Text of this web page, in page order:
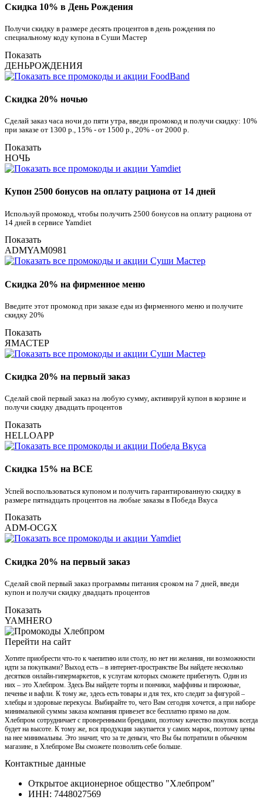
Скидка 10% в День Рождения
Получи скидку в размере десять процентов в день рождения по
специальному коду купона в Суши Мастер
Показать
ДЕНЬРОЖДЕНИЯ
Скидка 20% ночью
Сделай заказ часа ночи до пяти утра, введи промокод и получи скидку: 10%
при заказе от 1300 р., 15% - от 1500 р., 20% - от 2000 р.
Показать
НОЧЬ
Купон 2500 бонусов на оплату рациона от 14 дней
Используй промокод, чтобы получить 2500 бонусов на оплату рациона от
14 дней в сервисе Yamdiet
Показать
ADMYAM0981
Скидка 20% на фирменное меню
Введите этот промокод при заказе еды из фирменного меню и получите
скидку 20%
Показать
ЯМАСТЕР
Скидка 20% на первый заказ
Сделай свой первый заказ на любую сумму, активируй купон в корзине и
получи скидку двадцать процентов
Показать
HELLOAPP
Скидка 15% на ВСЕ
Успей воспользоваться купоном и получить гарантированную скидку в
размере пятнадцать процентов на любые заказы в Победа Вкуса
Показать
ADM-OCGX
Скидка 20% на первый заказ
Сделай свой первый заказ программы питания сроком на 7 дней, введи
купон и получи скидку двадцать процентов
Показать
YAMHERO
Перейти на сайт
Хотите приобрести что-то к чаепитию или столу, но нет ни желания, ни возможности
идти за покупками? Выход есть – в интернет-пространстве Вы найдете несколько
десятков онлайн-гипермаркетов, к услугам которых сможете прибегнуть. Один из
них – это Хлебпром. Здесь Вы найдете торты и пончики, маффины и пирожные,
печенье и вафли. К тому же, здесь есть товары и для тех, кто следит за фигурой –
хлебцы и здоровые перекусы. Выбирайте то, чего Вам сегодня хочется, а при наборе
минимальной суммы заказа компания привезет все бесплатно прямо на дом.
Хлебпром сотрудничает с проверенными брендами, поэтому качество покупок всегда
будет на высоте. К тому же, вся продукция закупается у самих марок, поэтому цены
на нее минимальны. Это значит, что за те деньги, что Вы бы потратили в обычном
магазине, в Хлебпроме Вы сможете позволить себе больше.
Контактные данные
Открытое акционерное общество "Хлебпром"
ИНН: 7448027569